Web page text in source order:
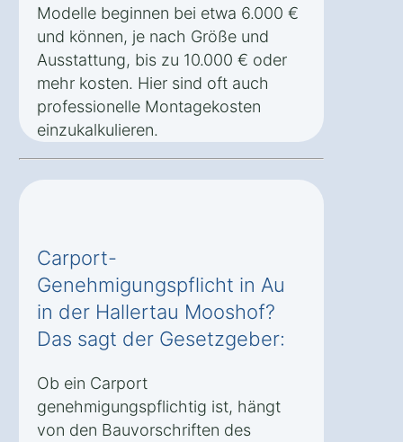
Modelle beginnen bei etwa 6.000 €
und können, je nach Größe und
Ausstattung, bis zu 10.000 € oder
mehr kosten. Hier sind oft auch
professionelle Montagekosten
einzukalkulieren.
Carport-
Genehmigungspflicht in Au
in der Hallertau Mooshof?
Das sagt der Gesetzgeber:
Ob ein Carport
genehmigungspflichtig ist, hängt
von den Bauvorschriften des